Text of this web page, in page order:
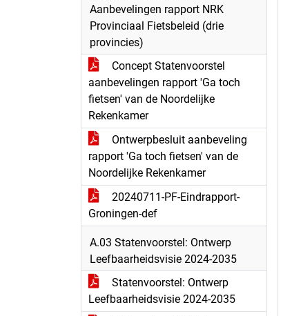
Aanbevelingen rapport NRK
Provinciaal Fietsbeleid (drie
provincies)
Concept Statenvoorstel
aanbevelingen rapport 'Ga toch
fietsen' van de Noordelijke
Rekenkamer
Ontwerpbesluit aanbeveling
rapport 'Ga toch fietsen' van de
Noordelijke Rekenkamer
20240711-PF-Eindrapport-
Groningen-def
A.03 Statenvoorstel: Ontwerp
Leefbaarheidsvisie 2024-2035
Statenvoorstel: Ontwerp
Leefbaarheidsvisie 2024-2035